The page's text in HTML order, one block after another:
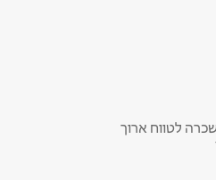
לטווח ארוך